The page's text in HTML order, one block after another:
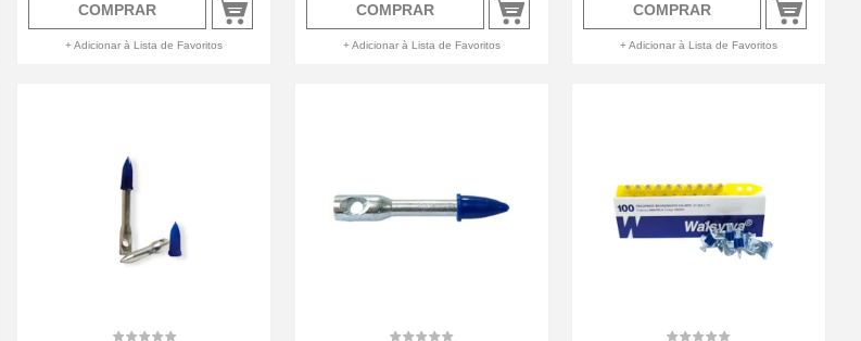
COMPRAR
+ Adicionar à Lista de Favoritos
COMPRAR
+ Adicionar à Lista de Favoritos
COMPRAR
+ Adicionar à Lista de Favoritos